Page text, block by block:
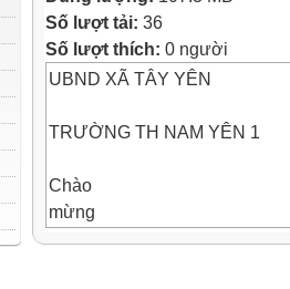
Số lượt tải: 36
Số lượt thích: 0 người
UBND XÃ TÂY YÊN
TRƯỜNG TH NAM YÊN 1
Chào
mừng